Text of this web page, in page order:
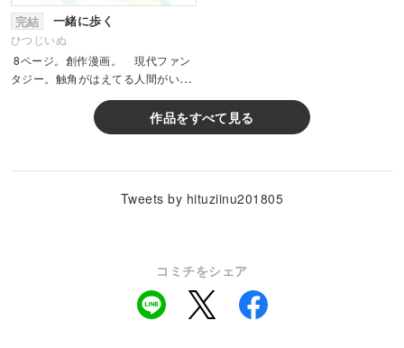
完結 一緒に歩く
ひつじいぬ
8ページ。創作漫画。 現代ファン
タジー。触角がはえてる人間がいる
隣を歩いていく。 &nb...
作品をすべて見る
Tweets by hituziinu201805
コミチをシェア